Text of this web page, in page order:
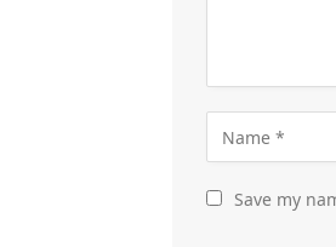
Save my